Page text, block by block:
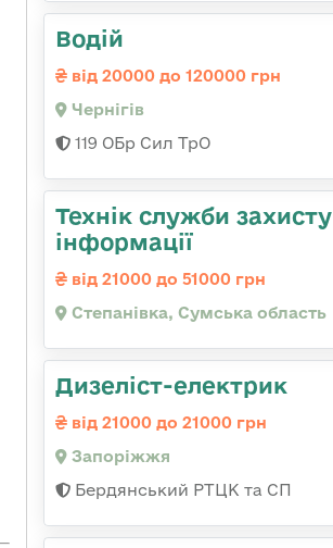
Водій
від 20000 до 120000 грн
Чернігів
119 ОБр Сил ТрО
Технік служби захисту
інформації
від 21000 до 51000 грн
Степанівка, Сумська область
Дизеліст-електрик
від 21000 до 21000 грн
Запоріжжя
Бердянський РТЦК та СП